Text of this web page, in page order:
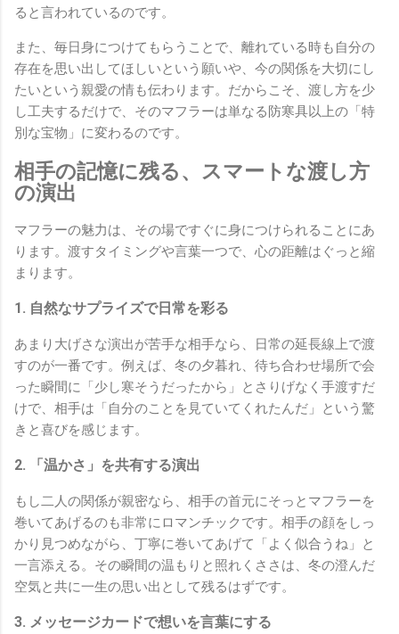
ると言われているのです。
また、毎日身につけてもらうことで、離れている時も自分の
存在を思い出してほしいという願いや、今の関係を大切にし
たいという親愛の情も伝わります。だからこそ、渡し方を少
し工夫するだけで、そのマフラーは単なる防寒具以上の「特
別な宝物」に変わるのです。
相手の記憶に残る、スマートな渡し方
の演出
マフラーの魅力は、その場ですぐに身につけられることにあ
ります。渡すタイミングや言葉一つで、心の距離はぐっと縮
まります。
1. 自然なサプライズで日常を彩る
あまり大げさな演出が苦手な相手なら、日常の延長線上で渡
すのが一番です。例えば、冬の夕暮れ、待ち合わせ場所で会
った瞬間に「少し寒そうだったから」とさりげなく手渡すだ
けで、相手は「自分のことを見ていてくれたんだ」という驚
きと喜びを感じます。
2. 「温かさ」を共有する演出
もし二人の関係が親密なら、相手の首元にそっとマフラーを
巻いてあげるのも非常にロマンチックです。相手の顔をしっ
かり見つめながら、丁寧に巻いてあげて「よく似合うね」と
一言添える。その瞬間の温もりと照れくささは、冬の澄んだ
空気と共に一生の思い出として残るはずです。
3. メッセージカードで想いを言葉にする